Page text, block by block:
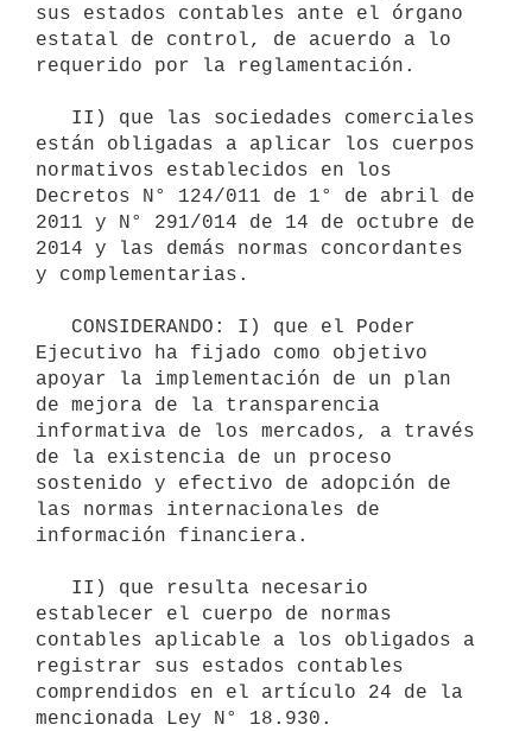
sus estados contables ante el órgano
estatal de control, de acuerdo a lo
requerido por la reglamentación.
están obligadas a aplicar los cuerpos
normativos establecidos en los
Decretos N° 124/011 de 1° de abril de
2011 y N° 291/014 de 14 de octubre de
2014 y las demás normas concordantes
y complementarias.
Ejecutivo ha fijado como objetivo
apoyar la implementación de un plan
de mejora de la transparencia
informativa de los mercados, a través
de la existencia de un proceso
sostenido y efectivo de adopción de
las normas internacionales de
información financiera.
establecer el cuerpo de normas
contables aplicable a los obligados a
registrar sus estados contables
comprendidos en el artículo 24 de la
mencionada Ley N° 18.930.